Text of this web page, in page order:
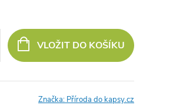
VLOŽIT DO KOŠÍKU
Značka: Příroda do kapsy.cz